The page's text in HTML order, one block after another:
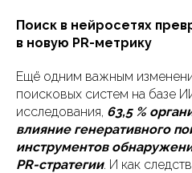
Поиск в нейросетях
в новую PR-метрику
Ещё одним важным
поисковых систем на базе
исследования, 63,5 %
влияние генеративного
инструментов
PR-стратегии. И как